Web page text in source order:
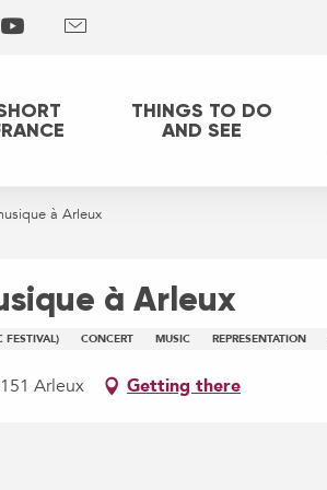
THINGS TO DO
AND SEE
à Arleux
à Arleux
FESTIVAL) CONCERT MUSIC REPRESENTATION
Arleux Getting there